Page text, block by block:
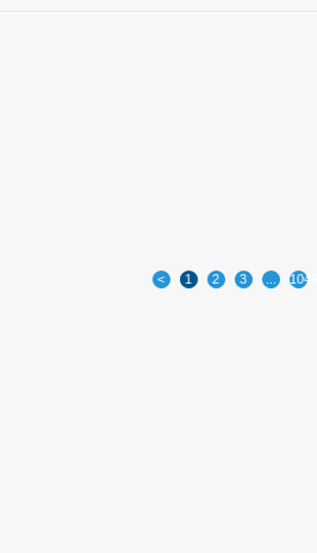
< 1 2 3 ... 1049